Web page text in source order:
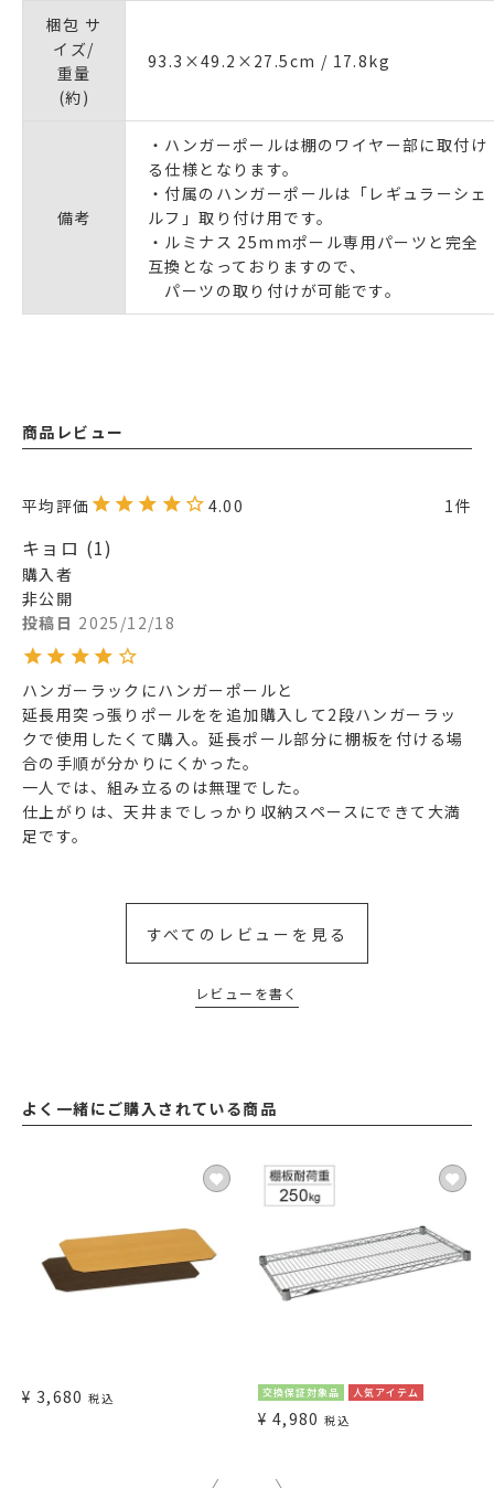
梱包 サ
イズ/
重量
(約)
93.3×49.2×27.5cm / 17.8kg
備考
・ハンガーポールは棚のワイヤー部に取付け
る仕様となります。
・付属のハンガーポールは「レギュラーシェ
ルフ」取り付け用です。
・ルミナス 25mmポール専用パーツと完全
互換となっておりますので、
パーツの取り付けが可能です。
商品レビュー
4.00 1
キョロ 1
購入者
非公開
投稿日 2025/12/18
ハンガーラックにハンガーポールと
延長用突っ張りポールをを追加購入して2段ハンガーラッ
クで使用したくて購入。延長ポール部分に棚板を付ける場
合の手順が分かりにくかった。
一人では、組み立るのは無理でした。
仕上がりは、天井までしっかり収納スペースにできて大満
足です。
すべてのレビューを見る
レビューを書く
よく一緒にご購入されている商品
¥ 3,680 税込 交換保証対象品 人気アイテム
¥ 4,980 税込